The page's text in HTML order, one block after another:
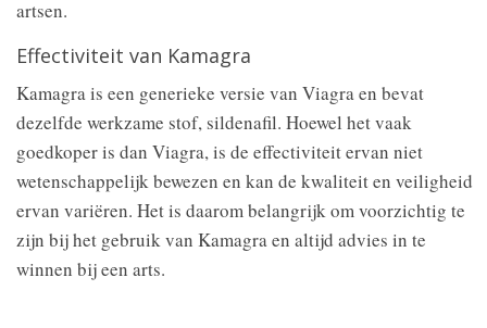
artsen.
Effectiviteit van Kamagra
Kamagra is een generieke versie van Viagra en bevat
dezelfde werkzame stof, sildenafil. Hoewel het vaak
goedkoper is dan Viagra, is de effectiviteit ervan niet
wetenschappelijk bewezen en kan de kwaliteit en veiligheid
ervan variëren. Het is daarom belangrijk om voorzichtig te
zijn bij het gebruik van Kamagra en altijd advies in te
winnen bij een arts.